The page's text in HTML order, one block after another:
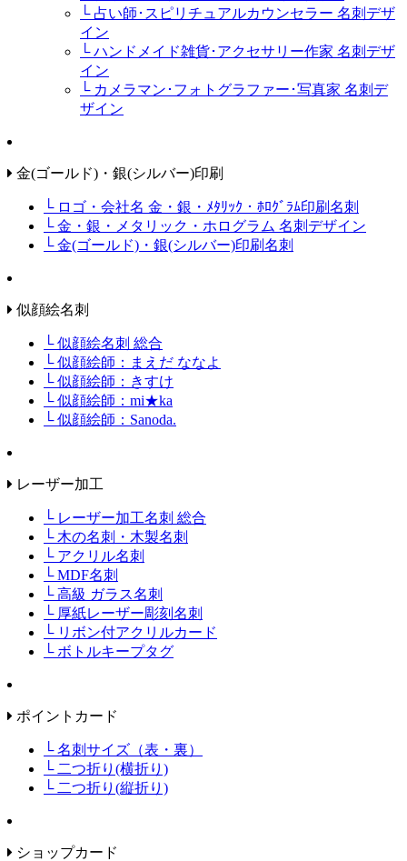
└ 占い師･スピリチュアルカウンセラー 名刺デザ
イン
└ ハンドメイド雑貨･アクセサリー作家 名刺デザ
イン
└ カメラマン･フォトグラファー･写真家 名刺デ
ザイン
金(ゴールド)・銀(シルバー)印刷
└ ロゴ・会社名 金・銀・ﾒﾀﾘｯｸ・ﾎﾛｸﾞﾗﾑ印刷名刺
└ 金・銀・メタリック・ホログラム 名刺デザイン
└ 金(ゴールド)・銀(シルバー)印刷名刺
似顔絵名刺
└ 似顔絵名刺 総合
└ 似顔絵師：まえだ ななよ
└ 似顔絵師：きすけ
└ 似顔絵師：mi★ka
└ 似顔絵師：Sanoda.
レーザー加工
└ レーザー加工名刺 総合
└ 木の名刺・木製名刺
└ アクリル名刺
└ MDF名刺
└ 高級 ガラス名刺
└ 厚紙レーザー彫刻名刺
└ リボン付アクリルカード
└ ボトルキープタグ
ポイントカード
└ 名刺サイズ（表・裏）
└ 二つ折り(横折り)
└ 二つ折り(縦折り)
ショップカード